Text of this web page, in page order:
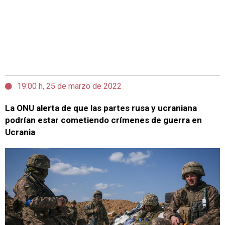
19:00 h, 25 de marzo de 2022
La ONU alerta de que las partes rusa y ucraniana
podrían estar cometiendo crímenes de guerra en
Ucrania